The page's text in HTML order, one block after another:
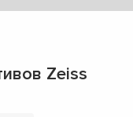
Zeiss